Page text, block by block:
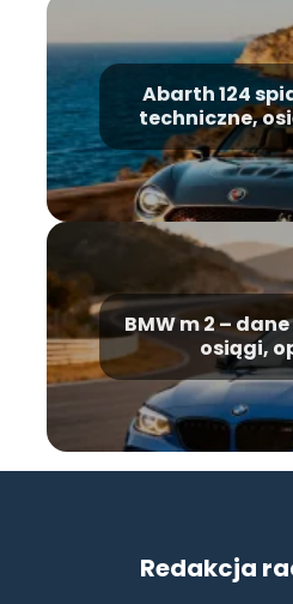
Abarth 124
techniczne,
BMW m 2 –
osiągi,
Redakcja